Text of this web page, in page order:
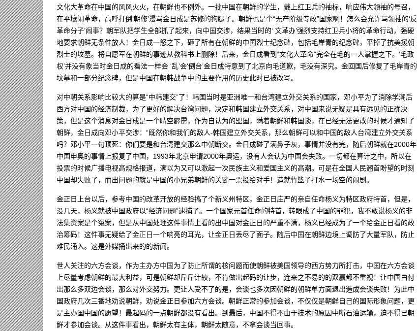
文化大革命在中国的风风火火，在朝鲜也不例外。一批中国在朝鲜的学生，戴上红卫兵的袖标，响应伟大领袖的号召，
在平壤闹革命，高呼打倒‘朝修’漫骂金日成是苏修的狗腿子。朝鲜也是个“无产阶级专政”国家啊！怎么会允许骂领袖的‘反
革命分子’闹事？朝军队把学生全部抓了起来，向中国交涉，结果当时的‘ 文革办’强烈支持红卫兵小将的革命行动，强硬
地要求朝鲜无条件放人！金日成一怒之下，砸了所有在朝鲜的中国烈士纪念碑，包括毛岸青的纪念碑，平掉了抗美援朝
烈士的坟墓。将自愿军在朝鲜的事迹从教科书上删除！后来，金日成看到“文化大革命”完全在毛的一人掌握之下。‘毛政
权’并没有象当时金日成的看法一样会 ‘乱’会‘倒台’金日成特意到了北京向毛道歉，毛没有深究。金回国后修复了毛岸青的
坟墓和一部分纪念碑，但是中国在朝韩战争中的主要作用的历史此时已被改写。
对中朝关系影响比较大的算是“中韩建交”了！韩国当时是亚洲唯一和台湾建立外交关系的国家，邓小平为了消除学潮后
西方对中国的经济制裁，为了更好的解决台湾问题，决定和韩国建立外交关系，对中国来说无疑是具有远见的正确决
策，但是这个消息对金日成是一个晴空霹雳，作为自认为的盟国，瞒着朝鲜和韩国谈，在已经无法更改的时候才通知了
朝鲜，金日成向邓小平交涉：“既然你和我们的敌人-韩国建立外交关系，那么朝鲜可以和中国的敌人台湾建立外交关系
吗？邓小平一句顶死：你们要是和台湾建交那么中朝断交。金日成碰了满鼻子灰，事情并没有完，随后朝鲜就在2000年
中国申奥的事情上报复了中国，1993年北京申请2000年奥运，没有人会认为中国会失败。一切都在算计之中，所以在
投票的时候广播电视高规格报道，满以为又可以激起一次民族主义和爱国主义的高潮。可是在全国人民翘首盼望的时刻
中国却失败了，而出问题的就是中国的小兄弟朝鲜的关键一票投给对手！造就竹篮子打水一场空的闹剧。
金正日上台以后，参考中国的改革开放的经验搞了个新义州特区，金正日庄严的亲自任命杨义为特区政府特首，但是，
没几天，杨义就被中国政府以“经济问题”逮捕了。一个国家元首任命的特首，转眼成了中国的罪犯，我不敢说杨义的非
法集资案是个冤案，但是从中国处理这件事情上看的出中国对金正日的严重不满，杨义已经成为了一个给金正日看的政
治筹码！这件事无疑给了金正日一个响亮的耳光，让金正日丢尽了面子。随后中国在朝鲜边境上调防了大量军队，防止
难民涌入。这是外媒捅出来的的新闻。
世人关注的六方会谈，作为主办方中国为了防止所谓的核问题而使朝鲜被美国领导的西方势力所打击，中国在六方会谈
上尽量考虑朝鲜的最大利益，可是朝鲜却斤斤计较，不肯做出起码的让步，连来之不易的的双赢都不重视！让中国白付
出那么多双边会谈，那么对外交努力。更让人受不了的是，会谈也多次因朝鲜的朝鲜单方面退出造成会谈失败！为此中
国政府几次三番地劝说朝鲜，劝说金正日参加六方会谈。朝鲜正常的参加会谈，不仅仅是朝鲜自己的国际形象问题，更
是主办国中国的愿望！最起码的一点朝鲜都没有看出。到最后，中国不得不由于技术的原因中断石油运输，迫不得已朝
鲜才参加会谈。从这件事看出，朝鲜太有主体，朝鲜太随意，不拿会谈当回事。